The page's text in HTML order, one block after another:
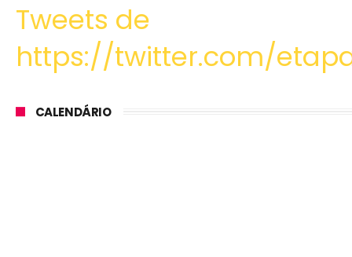
Tweets de
https://twitter.com/
CALENDÁRIO